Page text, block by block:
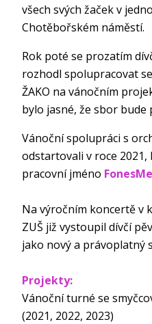
všech svých žaček v
Chotěbořském náměstí.
Rok poté se prozatím
rozhodl spolupracovat
ŽAKO na vánočním
bylo jasné, že sbor bude
Vánoční spolupráci s
odstartovali v roce 2021,
pracovní jméno
Na výročním koncertě v
ZUŠ již vystoupil dívčí
jako nový a právoplatný
Projekty:
Vánoční turné se
(2021, 2022, 2023)